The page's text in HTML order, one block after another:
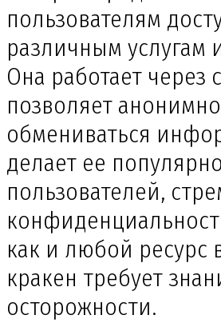
пользователям
различным услугам
Она работает через
позволяет анонимно
обмениваться
делает ее
пользователей,
как и любой ресурс
кракен требует
осторожности.